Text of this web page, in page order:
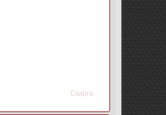
Скарга